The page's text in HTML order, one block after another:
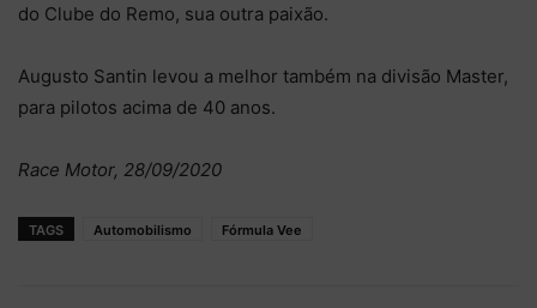
do Clube do Remo, sua outra paixão.
Augusto Santin levou a melhor também na divisão Master,
para pilotos acima de 40 anos.
Race Motor, 28/09/2020
TAGS Automobilismo Fórmula Vee